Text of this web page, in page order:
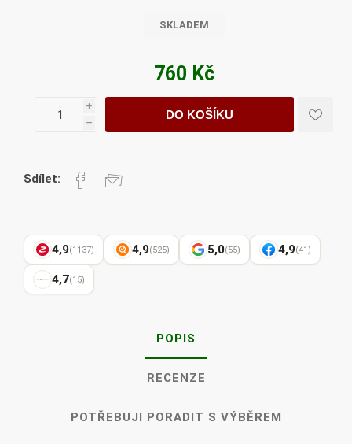
SKLADEM
760 Kč
i
h
DO KOŠÍKU
Sdílet:
4,9(1137) 4,9(525) 5,0(55) 4,9(41)
4,7(15)
POPIS
RECENZE
POTŘEBUJI PORADIT S VÝBĚREM